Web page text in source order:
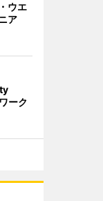
ウエ
ア
ーク